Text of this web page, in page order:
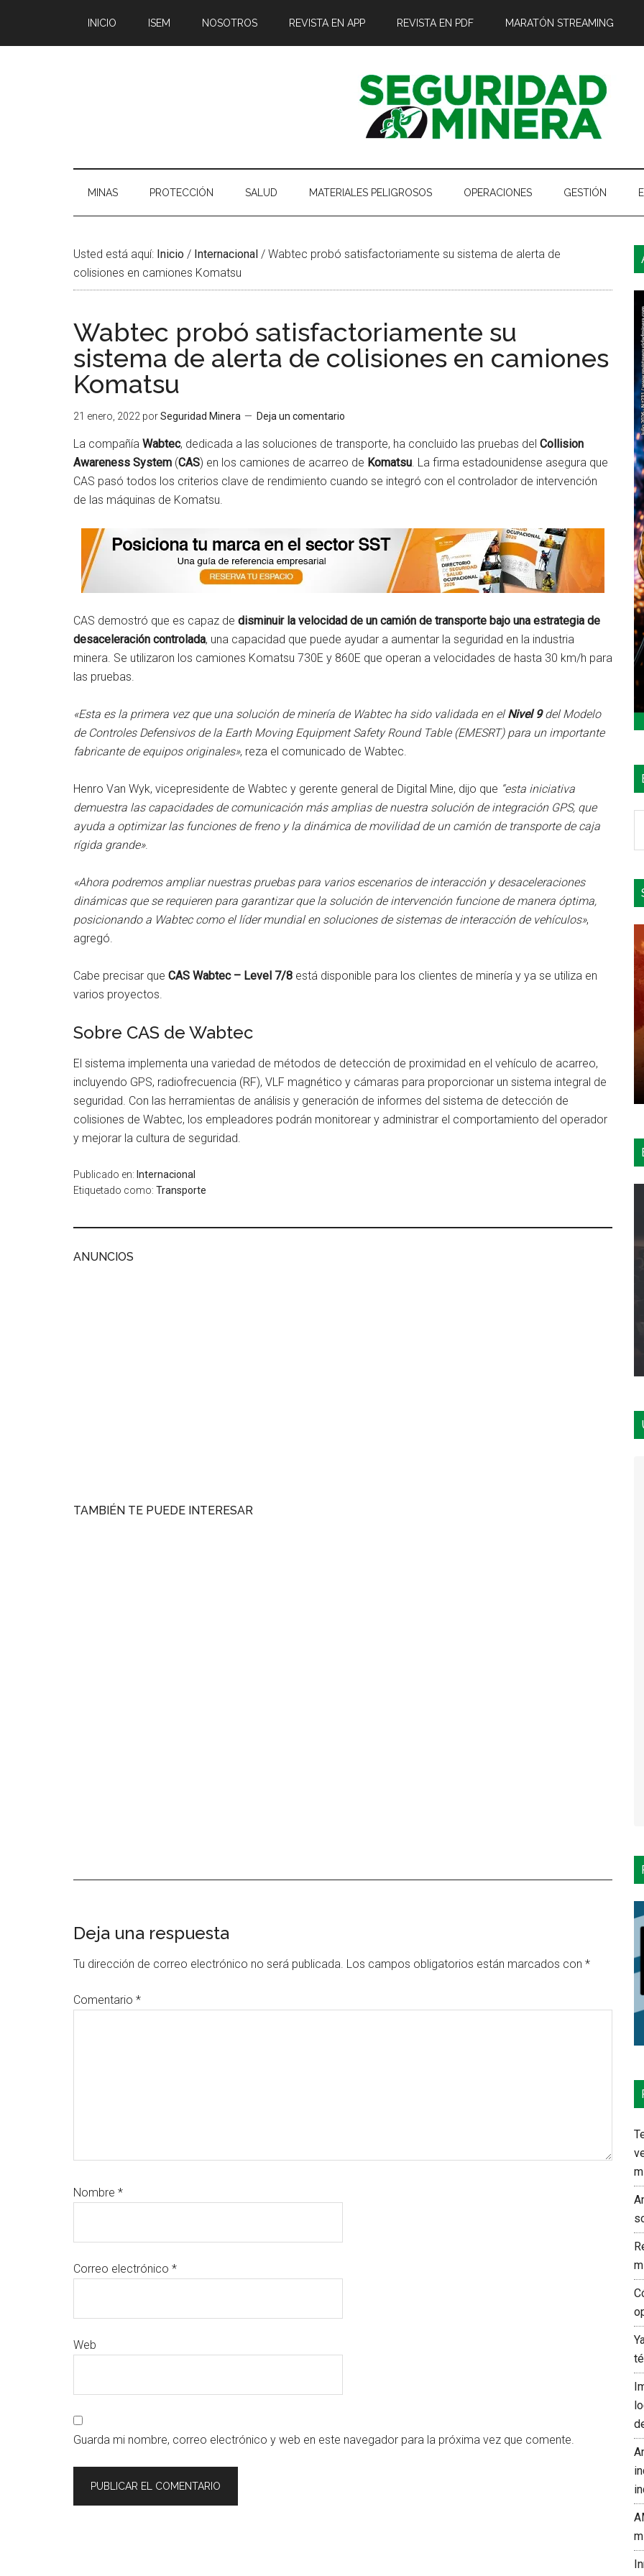
contenido
secondary
la
pie
INICIO ISEM NOSOTROS REVISTA EN APP REVISTA EN PDF MARATÓN STREAMING
MINAS PROTECCIÓN SALUD MATERIALES PELIGROSOS OPERACIONES GESTIÓN
Usted está aquí: Inicio / Internacional / Wabtec probó satisfactoriamente su sistema de alerta de
colisiones en camiones Komatsu
Wabtec probó satisfactoriamente su
sistema de alerta de colisiones en camiones
Komatsu
21 enero, 2022 porSeguridad Minera Deja un comentario
La compañía Wabtec, dedicada a las soluciones de transporte, ha concluido las pruebas del Collision
Awareness System (CAS) en los camiones de acarreo de Komatsu. La firma estadounidense asegura que
CAS pasó todos los criterios clave de rendimiento cuando se integró con el controlador de intervención
de las máquinas de Komatsu.
CAS demostró que es capaz de disminuir la velocidad de un camión de transporte bajo una estrategia de
desaceleración controlada, una capacidad que puede ayudar a aumentar la seguridad en la industria
minera. Se utilizaron los camiones Komatsu 730E y 860E que operan a velocidades de hasta 30 km/h para
las pruebas.
«Esta es la primera vez que una solución de minería de Wabtec ha sido validada en elNivel 9del Modelo
de Controles Defensivos de la Earth Moving Equipment Safety Round Table (EMESRT) para un importante
fabricante de equipos originales», reza el comunicado de Wabtec.
Henro Van Wyk, vicepresidente de Wabtec y gerente general de Digital Mine, dijo que “esta iniciativa
demuestra las capacidades de comunicación más amplias de nuestra solución de integración GPS, que
ayuda a optimizar las funciones de freno y la dinámica de movilidad de un camión de transporte de caja
rígida grande».
«Ahora podremos ampliar nuestras pruebas para varios escenarios de interacción y desaceleraciones
dinámicas que se requieren para garantizar que la solución de intervención funcione de manera óptima,
posicionando a Wabtec como el líder mundial en soluciones de sistemas de interacción de vehículos»,
agregó.
Cabe precisar que CAS Wabtec – Level 7/8 está disponible para los clientes de minería y ya se utiliza en
varios proyectos.
Sobre CAS de Wabtec
El sistema implementa una variedad de métodos de detección de proximidad en el vehículo de acarreo,
incluyendo GPS, radiofrecuencia (RF), VLF magnético y cámaras para proporcionar un sistema integral de
seguridad. Con las herramientas de análisis y generación de informes del sistema de detección de
colisiones de Wabtec, los empleadores podrán monitorear y administrar el comportamiento del operador
y mejorar la cultura de seguridad.
Publicado en: Internacional
Etiquetado como: Transporte
ANUNCIOS
TAMBIÉN TE PUEDE INTERESAR
Interacciones
con
lectores
Deja una respuesta
Tu dirección de correo electrónico no será publicada. Los campos obligatorios están marcados con *
Comentario *
Nombre *
Correo electrónico *
Web
Guarda mi nombre, correo electrónico y web en este navegador para la próxima vez que comente.